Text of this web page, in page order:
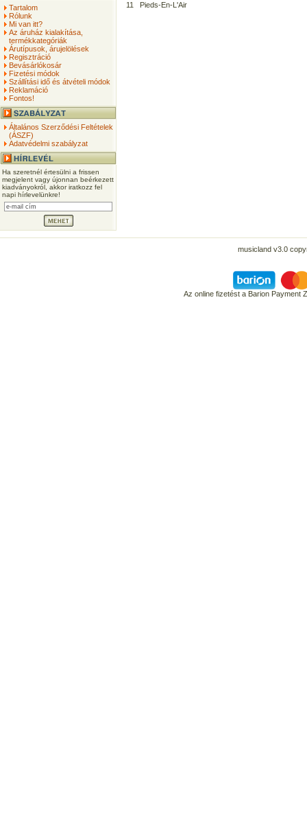
Tartalom
Rólunk
Mi van itt?
Az áruház kialakítása,
termékkategóriák
Árutípusok, árujelölések
Regisztráció
Bevásárlókosár
Fizetési módok
Szállítási idő és átvételi módok
Reklamáció
Fontos!
Általános Szerződési Feltételek
(ÁSZF)
Adatvédelmi szabályzat
Ha szeretnél értesülni a frissen
megjelent vagy újonnan beérkezett
kiadványokról, akkor iratkozz fel
napi hírlevelünkre!
11
Pieds-En-L'Air
musicland v3.0
Az online fizetést a Barion Payment